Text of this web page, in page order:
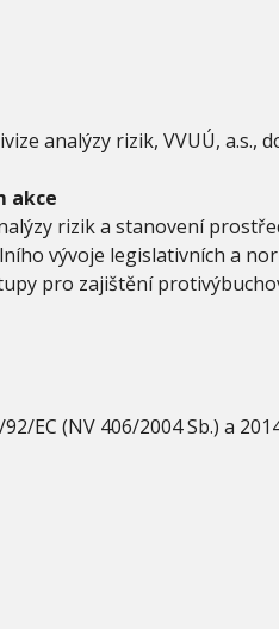
analýzy rizik, VVUÚ, a.s.,
akce
rizik a stanovení
vývoje legislativních a
pro zajištění
EC (NV 406/2004 Sb.) a